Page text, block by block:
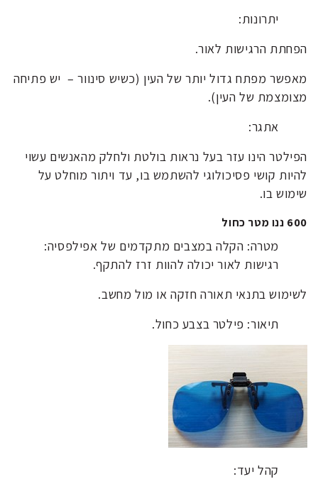
יתרונות:
הפחתת הרגישות לאור.
מאפשר מפתח גדול יותר של העין (כשיש סינוור – יש פתיחה
מצומצמת של העין).
אתגר:
הפילטר הינו עזר בעל נראות בולטת ולחלק מהאנשים עשוי
להיות קושי פסיכולוגי להשתמש בו, עד ויתור מוחלט על
שימוש בו.
600 ננו מטר כחול
מטרה: הקלה במצבים מתקדמים של אפילפסיה:
רגישות לאור יכולה להוות זרז להתקף.
לשימוש בתנאי תאורה חזקה או מול מחשב.
תיאור: פילטר בצבע כחול.
קהל יעד: